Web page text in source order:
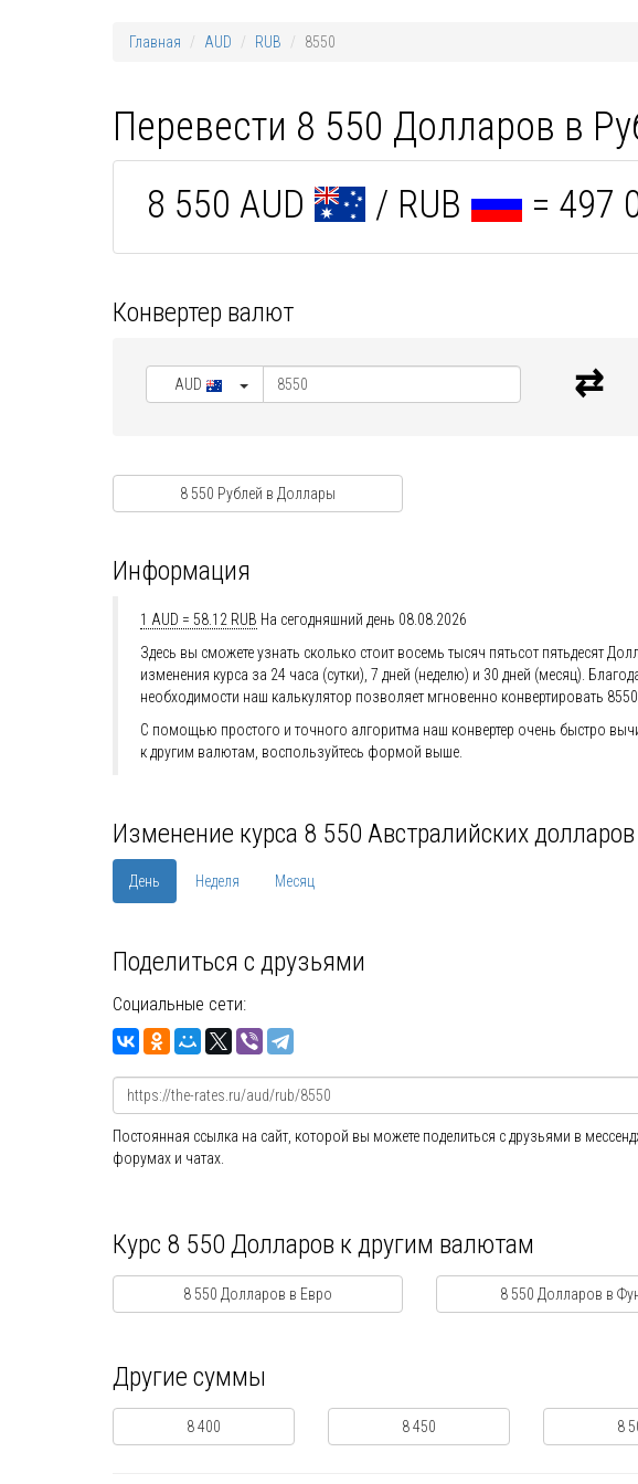
Главная AUD RUB 8550
Перевести 8 550 Долларов в
8 550 AUD / RUB = 497
Конвертер валют
AUD
8 550 Рублей в Доллары
Информация
1 AUD = 58.12 RUB На сегодняшний день 08.08.2026
Здесь вы сможете узнать сколько стоит восемь тысяч пятьсот пятьдесят
изменения курса за 24 часа (сутки), 7 дней (неделю) и 30 дней (месяц).
необходимости наш калькулятор позволяет мгновенно конвертировать
С помощью простого и точного алгоритма наш конвертер очень быстро
к другим валютам, воспользуйтесь формой выше.
Изменение курса 8 550 Австралийских
День Неделя Месяц
Поделиться с друзьями
Социальные сети:
Постоянная ссылка на сайт, которой вы можете поделиться с друзьями в
форумах и чатах.
Курс 8 550 Долларов к другим валютам
8 550 Долларов в Евро 8 550 Долларов в
Другие суммы
8 400 8 450 8